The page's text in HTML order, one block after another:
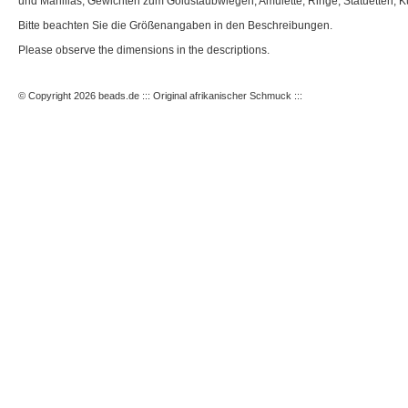
Bitte beachten Sie die Größenangaben in den Beschreibungen.
Please observe the dimensions in the descriptions.
© Copyright 2026 beads.de ::: Original afrikanischer Schmuck :::